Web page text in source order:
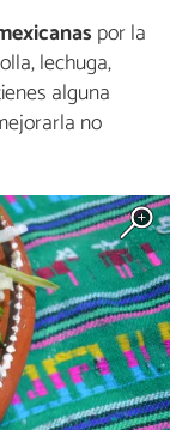
por la
lechuga,
alguna
no